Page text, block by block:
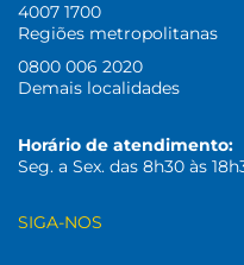
4007 1700
Regiões metropolitanas
0800 006 2020
Demais localidades
Horário de atendimento:
Seg. a Sex. das 8h30 às
SIGA-NOS